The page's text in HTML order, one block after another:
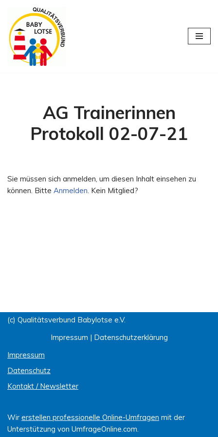
Zum
Inhalt
springen
AG Trainerinnen
Protokoll 02-07-21
Sie müssen sich anmelden, um diesen Inhalt einsehen zu
können. Bitte Anmelden. Kein Mitglied?
(c) Qualitätsverbund Babylotse e.V.
Impressum | Datenschutzerklärung
Impressum
Datenschutz
Kontakt / Newsletter
Wir erstellen professionelle Online-Umfragen mit der
Unterstützung von UmfrageOnline.com.